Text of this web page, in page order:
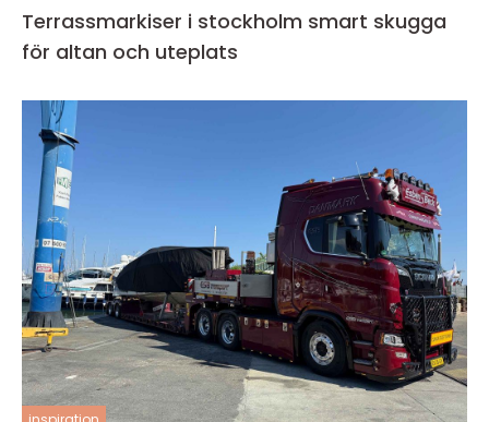
Terrassmarkiser i stockholm smart skugga
för altan och uteplats